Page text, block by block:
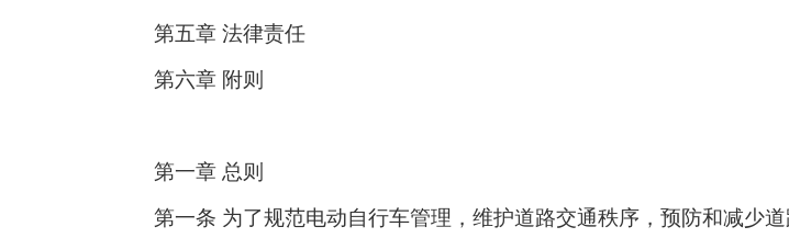
第五章 法律责任
第六章 附则
第一章 总则
第一条 为了规范电动自行车管理，维护道路交通秩序，预防和减少